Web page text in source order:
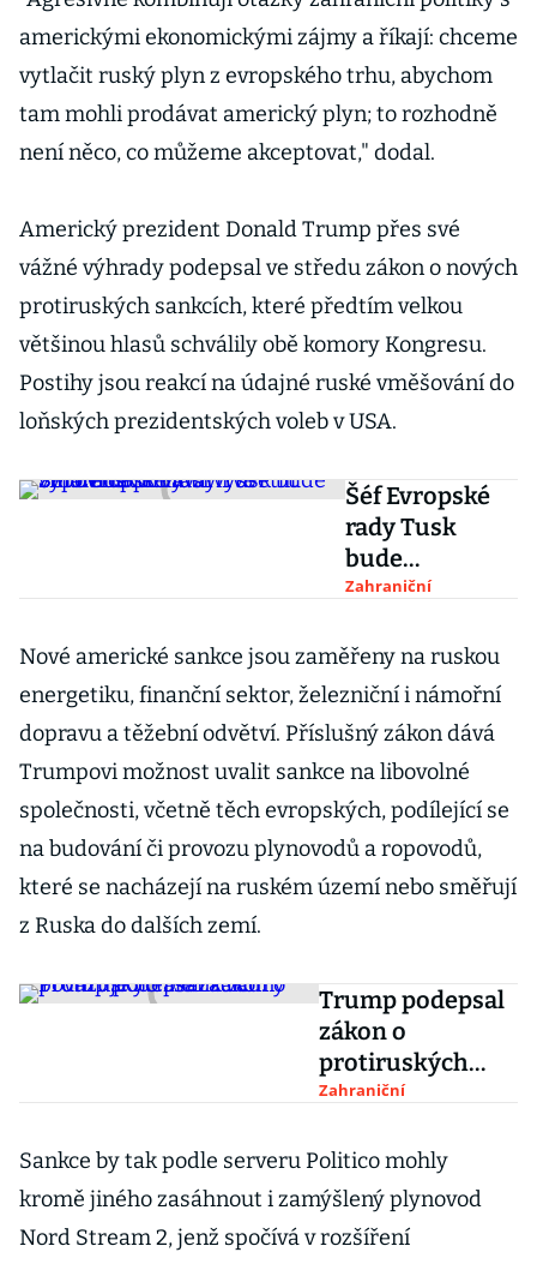
americkými ekonomickými zájmy a říkají: chceme
vytlačit ruský plyn z evropského trhu, abychom
tam mohli prodávat americký plyn; to rozhodně
není něco, co můžeme akceptovat," dodal.
Americký prezident Donald Trump přes své
vážné výhrady podepsal ve středu zákon o nových
protiruských sankcích, které předtím velkou
většinou hlasů schválily obě komory Kongresu.
Postihy jsou reakcí na údajné ruské vměšování do
loňských prezidentských voleb v USA.
Šéf Evropské
rady Tusk
bude
vypovídat k
Smolensku.
Musí vysvětlit
Zahraniční
Nové americké sankce jsou zaměřeny na ruskou
energetiku, finanční sektor, železniční i námořní
dopravu a těžební odvětví. Příslušný zákon dává
Trumpovi možnost uvalit sankce na libovolné
společnosti, včetně těch evropských, podílející se
na budování či provozu plynovodů a ropovodů,
které se nacházejí na ruském území nebo směřují
z Ruska do dalších zemí.
Trump podepsal
zákon o
protiruských
sankcích.
za vadný
Zahraniční
Sankce by tak podle serveru Politico mohly
kromě jiného zasáhnout i zamýšlený plynovod
Nord Stream 2, jenž spočívá v rozšíření